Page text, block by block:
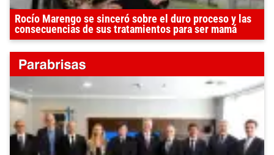
Rocío Marengo se sinceró sobre el duro proceso y las
consecuencias de sus tratamientos para ser mamá